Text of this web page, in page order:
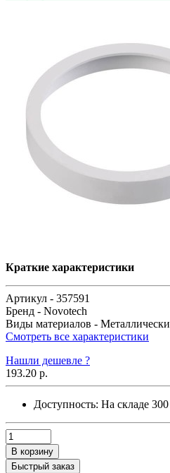
Краткие характеристики
Артикул - 357591
Бренд - Novotech
Виды материалов -
Смотреть все характеристики
Нашли дешевле ?
193.20 р.
Доступность: На складе 300
В корзину
Быстрый заказ